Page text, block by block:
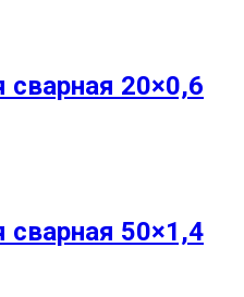
сварная 20×0,6
сварная 50×1,4